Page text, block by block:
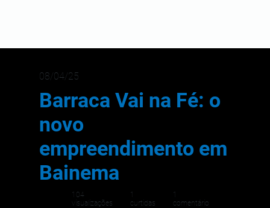
104
visualizações
1
curtidas
1
comentário
Barraca Vai na Fé: o
novo
empreendimento em
Bainema
08/04/25